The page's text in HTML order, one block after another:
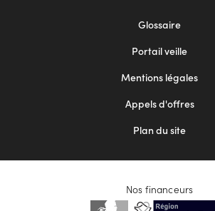
Glossaire
Portail veille
Mentions légales
Appels d'offres
Plan du site
Nos financeurs